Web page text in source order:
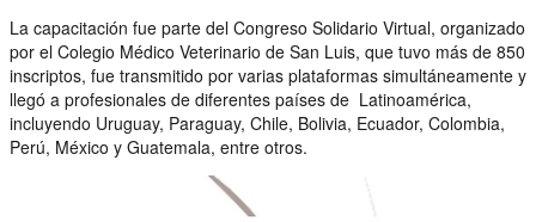
La capacitación fue parte del Congreso Solidario Virtual, organizado
por el Colegio Médico Veterinario de San Luis, que tuvo más de 850
inscriptos, fue transmitido por varias plataformas simultáneamente y
llegó a profesionales de diferentes países de Latinoamérica,
incluyendo Uruguay, Paraguay, Chile, Bolivia, Ecuador, Colombia,
Perú, México y Guatemala, entre otros.